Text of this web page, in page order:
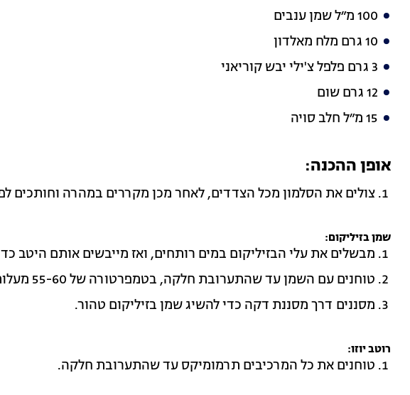
100 מ״ל שמן ענבים
10 גרם מלח מאלדון
3 גרם פלפל צ'ילי יבש קוריאני
12 גרם שום
15 מ״ל חלב סויה
אופן ההכנה:
צולים את הסלמון מכל הצדדים, לאחר מכן מקררים במהרה וחותכים
שמן בזיליקום:
מבשלים את עלי הבזיליקום במים רותחים, ואז מייבשים אותם היטב
טוחנים עם השמן עד שהתערובת חלקה, בטמפרטורה של 55-60 מעלות.
מסננים דרך מסננת דקה כדי להשיג שמן בזיליקום טהור.
רוטב יוזו:
טוחנים את כל המרכיבים תרמומיקס עד שהתערובת חלקה.